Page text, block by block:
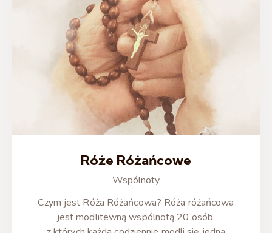
Róże Różańcowe
Wspólnoty
Czym jest Róża Różańcowa? Róża różańcowa
jest modlitewną wspólnotą 20 osób,